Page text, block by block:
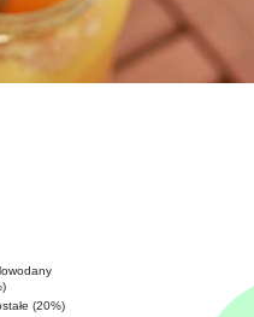
(20%)